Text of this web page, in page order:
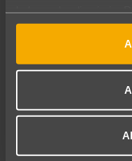
gesammelt haben.
Mit schauinsland-reisen
Hier geht's zu